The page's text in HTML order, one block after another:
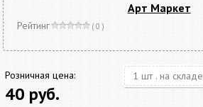
Арт Маркет
Рейтинг ( 0 )
Розничная цена:
40 руб.
1 шт . на складе